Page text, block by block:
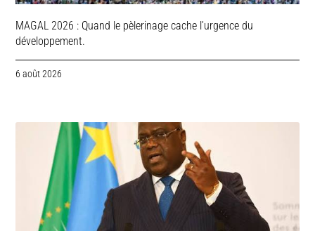
MAGAL 2026 : Quand le pèlerinage cache l’urgence du
développement.
6 août 2026